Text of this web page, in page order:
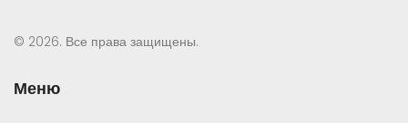
© 2026. Все права защищены.
Меню